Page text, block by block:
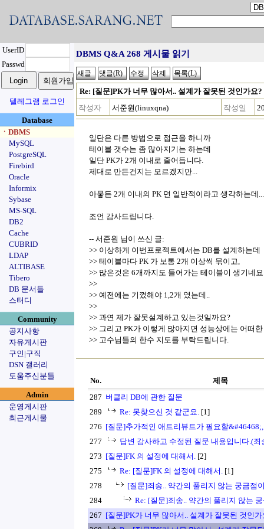
UserID
Passwd
텔레그램 로그인
Database
ㆍDBMS
MySQL
PostgreSQL
Firebird
Oracle
Informix
Sybase
MS-SQL
DB2
Cache
CUBRID
LDAP
ALTIBASE
Tibero
DB 문서들
스터디
Community
공지사항
자유게시판
구인|구직
DSN 갤러리
도움주신분들
Admin
운영게시판
최근게시물
DBMS Q&A 268 게시물 읽기
Re: [질문]PK가 너무 많아서.. 설계가 잘못된 것인가요?
작성자
서준원(linuxqna) 작성일
일단은 다른 방법으로 접근을 하니까
테이블 갯수는 좀 많아지기는 하는데
일단 PK가 2개 이내로 줄어듭니다.
제대로 만든건지는 모르겠지만...
아뭏든 2개 이내의 PK 면 일반적이라고 생각하는데...
조언 감사드립니다.
-- 서준원 님이 쓰신 글:
>> 이상하게 이번프로젝트에서는 DB를 설계하는데
>> 테이블마다 PK 가 보통 2개 이상씩 묶이고,
>> 많은것은 6개까지도 들어가는 테이블이 생기네
>>
>> 예전에는 기껐해야 1,2개 였는데..
>>
>> 과연 제가 잘못설계하고 있는것일까요?
>> 그리고 PK가 이렇게 많아지면 성능상에는 어떠
>> 고수님들의 한수 지도를 부탁드립니다.
No.
제목
287 버클리 DB에 관한 질문
289
Re: 못찾으신 것 같군요. [1]
276 [질문]추가적인 애트리뷰트가 필요할
277
답변 감사하고 수정된 질문 내용입니다.(죄
273 [질문]FK 의 설정에 대해서. [2]
275
Re: [질문]FK 의 설정에 대해서. [1]
278
[질문]죄송.. 약간의 풀리지 않는 궁금점
284
Re: [질문]죄송.. 약간의 풀리지 않는
267 [질문]PK가 너무 많아서.. 설계가 잘못된 것인가